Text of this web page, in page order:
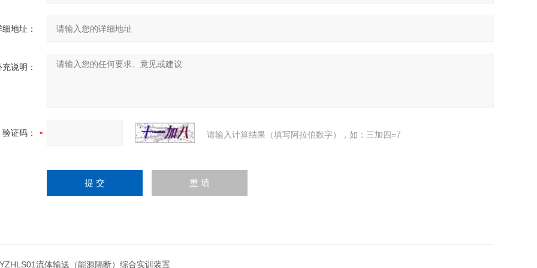
细地址：
充说明：
验证码： 请输入计算结果（填写阿拉伯数字），如：三加四=7
流体输送（能源隔断）综合实训装置